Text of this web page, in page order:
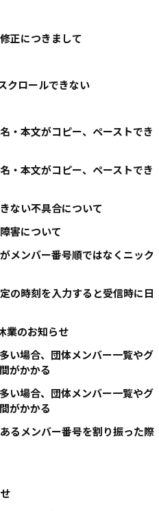
正につきまして
クロールできない
・本文がコピー、ペーストでき
・本文がコピー、ペーストでき
ない不具合について
害について
メンバー番号順ではなくニック
の時刻を入力すると受信時に日
業のお知らせ
い場合、団体メンバー一覧やグ
がかかる
い場合、団体メンバー一覧やグ
がかかる
るメンバー番号を割り振った際